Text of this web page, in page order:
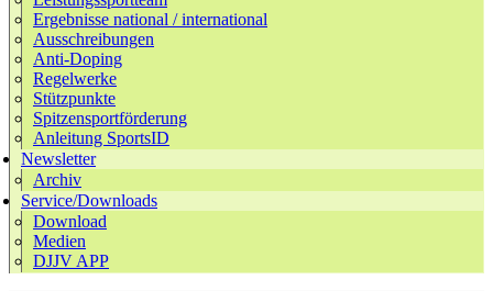
Ergebnisse national / international
Ausschreibungen
Anti-Doping
Regelwerke
Stützpunkte
Spitzensportförderung
Anleitung SportsID
Newsletter
Archiv
Service/Downloads
Download
Medien
DJJV APP